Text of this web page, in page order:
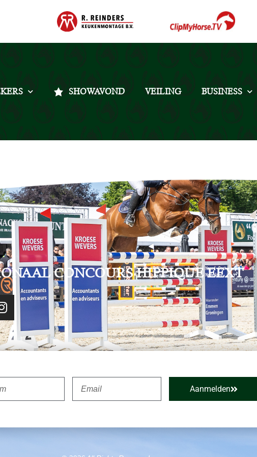
SHOWAVOND VEILING BUSINESS
CONCOURS HIPPIQUE EEXT
Aanmelden